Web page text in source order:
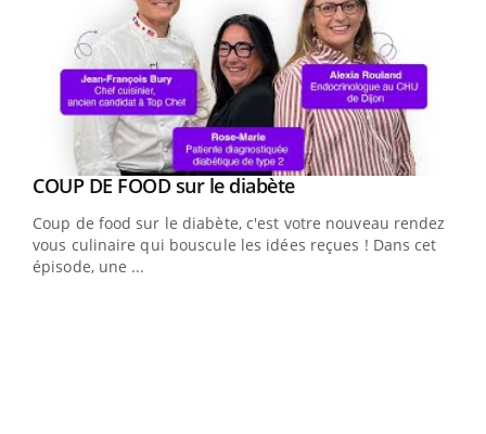
Youtube
COUP DE FOOD sur le diabèteYoutube
Coup de food sur le diabète, c'est votre nouveau rendez-
vous culinaire qui bouscule les idées reçues ! Dans cet
épisode, une ...